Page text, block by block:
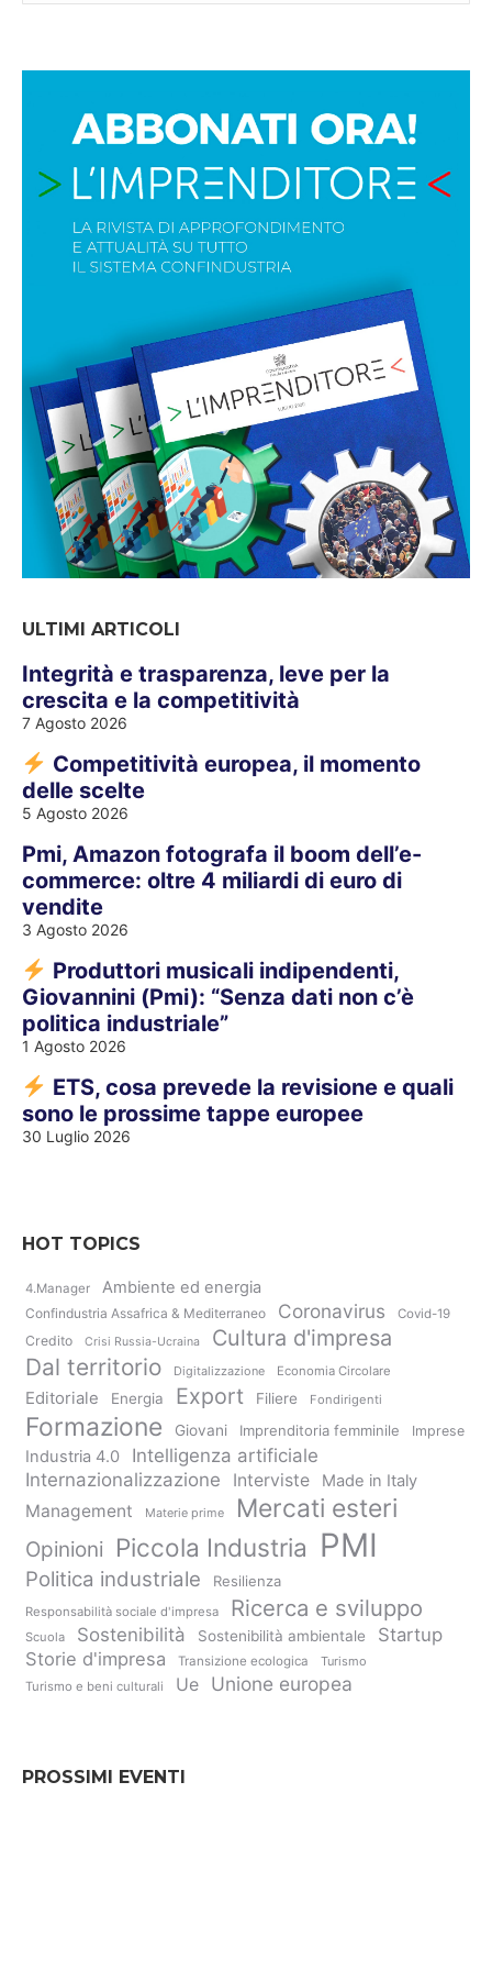
ULTIMI ARTICOLI
Integrità e trasparenza, leve per la
crescita e la competitività
7 Agosto 2026
Competitività europea, il momento
delle scelte
5 Agosto 2026
Pmi, Amazon fotografa il boom dell’e-
commerce: oltre 4 miliardi di euro di
vendite
3 Agosto 2026
Produttori musicali indipendenti,
Giovannini (Pmi): “Senza dati non c’è
politica industriale”
1 Agosto 2026
ETS, cosa prevede la revisione e quali
sono le prossime tappe europee
30 Luglio 2026
HOT TOPICS
4.Manager Ambiente ed energia
Confindustria Assafrica & Mediterraneo Coronavirus Covid-19
Credito Crisi Russia-Ucraina Cultura d'impresa
Dal territorio Digitalizzazione Economia Circolare
Editoriale Energia Export Filiere Fondirigenti
Formazione Giovani Imprenditoria femminile Imprese
Industria 4.0
Intelligenza artificiale
Internazionalizzazione
Interviste Made in Italy
Management Materie prime Mercati esteri
Opinioni Piccola Industria PMI
Politica industriale Resilienza
Responsabilità sociale d'impresa Ricerca e sviluppo
Scuola Sostenibilità Sostenibilità ambientale
Startup
Storie d'impresa
Transizione ecologica
Turismo
Turismo e beni culturali
Ue Unione europea
PROSSIMI EVENTI